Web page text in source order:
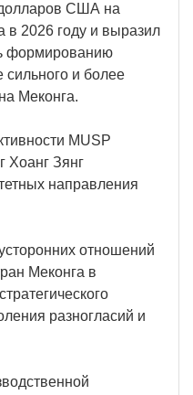
США на
в 2026 году и выразил
формированию
сильного и более
Меконга.
MUSP
Хоанг Зянг
направления
отношений
Меконга в
разногласий и